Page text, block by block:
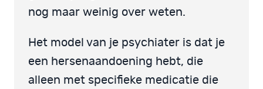
nog maar weinig over weten.
Het model van je psychiater is dat je
een hersenaandoening hebt, die
alleen met specifieke medicatie die